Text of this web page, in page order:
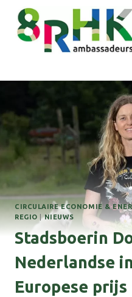
Doorgaan
naar
inhoud
CIRCULAIRE ECONOMIE &
REGIO |NIEUWS
Stadsboerin
Nederlandse
Europese prijs